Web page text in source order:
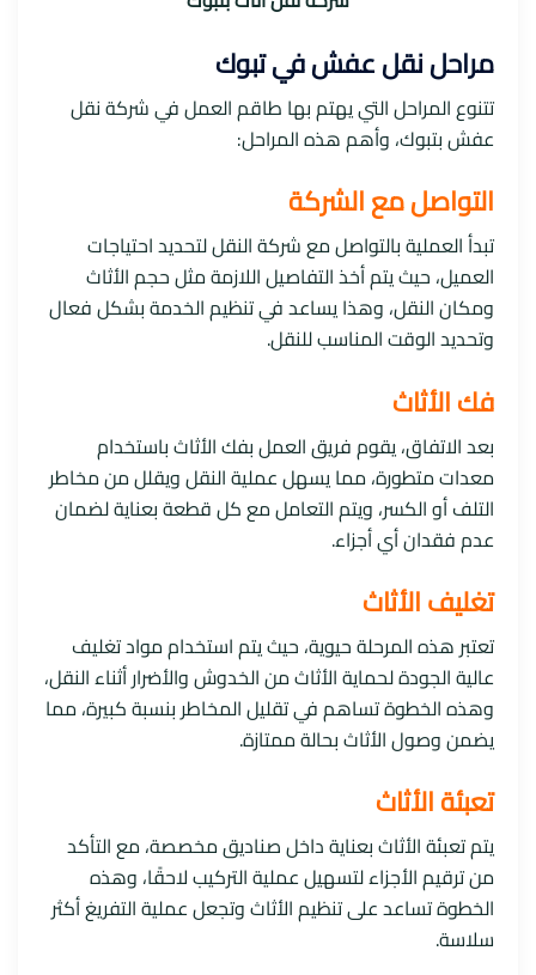
مراحل نقل عفش في تبوك
تتنوع المراحل التي يهتم بها طاقم العمل في شركة نقل
عفش بتبوك، وأهم هذه المراحل:
التواصل مع الشركة
تبدأ العملية بالتواصل مع شركة النقل لتحديد احتياجات
العميل، حيث يتم أخذ التفاصيل اللازمة مثل حجم الأثاث
ومكان النقل، وهذا يساعد في تنظيم الخدمة بشكل فعال
وتحديد الوقت المناسب للنقل.
فك الأثاث
بعد الاتفاق، يقوم فريق العمل بفك الأثاث باستخدام
معدات متطورة، مما يسهل عملية النقل ويقلل من مخاطر
التلف أو الكسر، ويتم التعامل مع كل قطعة بعناية لضمان
عدم فقدان أي أجزاء.
تغليف الأثاث
تعتبر هذه المرحلة حيوية، حيث يتم استخدام مواد تغليف
عالية الجودة لحماية الأثاث من الخدوش والأضرار أثناء النقل،
وهذه الخطوة تساهم في تقليل المخاطر بنسبة كبيرة، مما
يضمن وصول الأثاث بحالة ممتازة.
تعبئة الأثاث
يتم تعبئة الأثاث بعناية داخل صناديق مخصصة، مع التأكد
من ترقيم الأجزاء لتسهيل عملية التركيب لاحقًا، وهذه
الخطوة تساعد على تنظيم الأثاث وتجعل عملية التفريغ أكثر
سلاسة.